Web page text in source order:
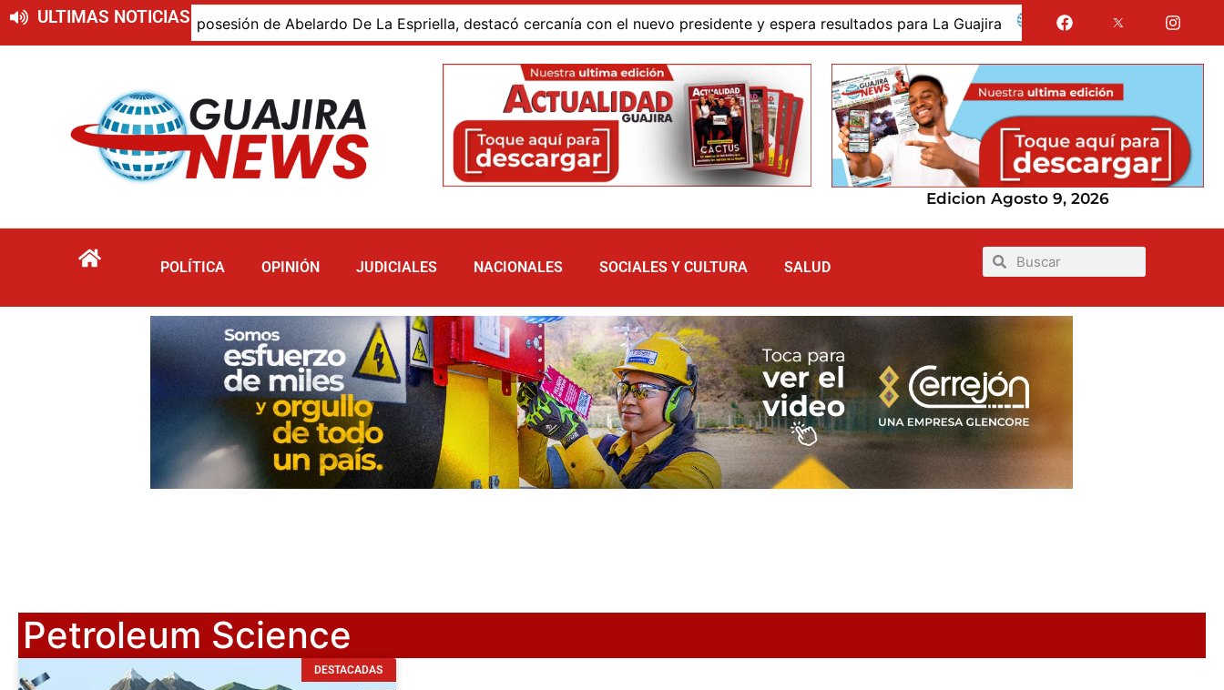
ULTIMAS NOTICIAS
presente en la posesión de Abelardo De La Espriella, destacó cercanía con el nuevo presidente y espera resultados para La Guajira La Guajira fue presentada
Edicion Agosto 9, 2026
POLÍTICA OPINIÓN JUDICIALES NACIONALES SOCIALES Y CULTURA SALUD
Petroleum Science
DESTACADAS